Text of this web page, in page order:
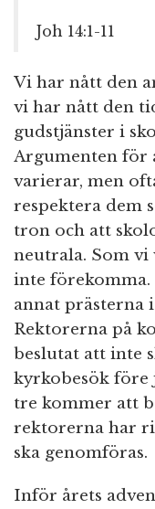
Joh 14:1-11
Vi har nått den
vi har nått den
gudstjänster i
Argumenten för
varierar, men
respektera dem
tron och att
neutrala. Som vi
inte förekomma.
annat prästerna
Rektorerna på
beslutat att inte
kyrkobesök före
tre kommer att
rektorerna har
ska genomföras.
Inför årets